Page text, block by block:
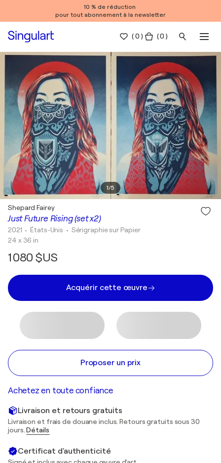
10 % de réduction
pour tout abonnement à la newsletter
(0 ) ( 0 )
1/5
Just Future Rising (set x2)
Shepard Fairey
2021 • États-Unis • Sérigraphie sur Papier
24 x 36 in
1 080 $US
Acquérir cette œuvre
Proposer un prix
Achetez en toute confiance
Livraison et retours gratuits
Livraison et frais de douane inclus. Retours gratuits sous 30
jours.Détails
Certificat d'authenticité